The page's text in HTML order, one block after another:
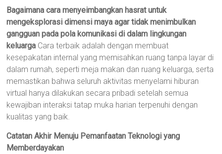
Bagaimana cara menyeimbangkan hasrat untuk
mengeksplorasi dimensi maya agar tidak menimbulkan
gangguan pada pola komunikasi di dalam lingkungan
keluarga Cara terbaik adalah dengan membuat
kesepakatan internal yang memisahkan ruang tanpa layar di
dalam rumah, seperti meja makan dan ruang keluarga, serta
memastikan bahwa seluruh aktivitas menyelami hiburan
virtual hanya dilakukan secara pribadi setelah semua
kewajiban interaksi tatap muka harian terpenuhi dengan
kualitas yang baik.
Catatan Akhir Menuju Pemanfaatan Teknologi yang
Memberdayakan